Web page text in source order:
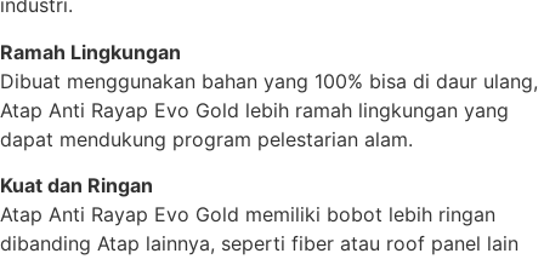
industri.
Ramah Lingkungan
Dibuat menggunakan bahan yang 100% bisa di daur ulang,
Atap Anti Rayap Evo Gold lebih ramah lingkungan yang
dapat mendukung program pelestarian alam.
Kuat dan Ringan
Atap Anti Rayap Evo Gold memiliki bobot lebih ringan
dibanding Atap lainnya, seperti fiber atau roof panel lain